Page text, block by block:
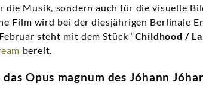
die Musik, sondern auch für die visuelle
Film wird bei der diesjährigen Berlinale
steht mit dem Stück “Childhood /
bereit.
Opus magnum des Jóhann